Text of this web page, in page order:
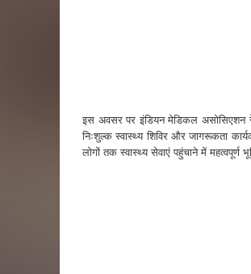
इस अवसर पर इंडियन मेडिकल असोसिएशन
निःशुल्क स्वास्थ्य शिविर और जागरूकता
लोगों तक स्वास्थ्य सेवाएं पहुंचाने में महत्वपूर्ण